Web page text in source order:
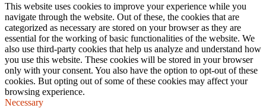
This website uses cookies to improve your experience while you
navigate through the website. Out of these, the cookies that are
categorized as necessary are stored on your browser as they are
essential for the working of basic functionalities of the website. We
also use third-party cookies that help us analyze and understand how
you use this website. These cookies will be stored in your browser
only with your consent. You also have the option to opt-out of these
cookies. But opting out of some of these cookies may affect your
browsing experience.
Necessary